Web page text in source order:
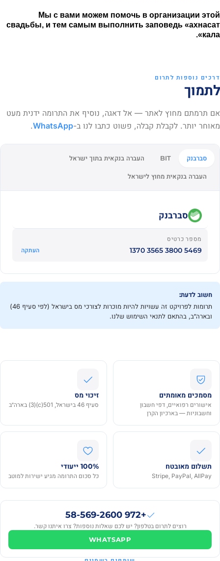
Мы с вами можем помочь в организации этой
свадьбы, и тем самым выполнить заповедь «ахнасат
кала».
דרכים נוספות לתרום
לתמוך
אם תרמתם מחוץ לאתר — אל דאגה, נוסיף את התרומה ידנית מעט
מאוחר יותר. לקבלת קבלה, פשוט כתבו לנו ב-WhatsApp
.
סברבנק BIT העברה בנקאית בתוך ישראל
העברה בנקאית מחוץ לישראל
סברבנק
מספר כרטיס
5469 3800 3565 1370 העתקה
חשוב לדעת:
תרומות לפרויקט זה עשויות להיות מוכרות לצורכי מס בישראל (לפי סעיף 46)
ובארה״ב, בהתאם לתנאי השימוש שלנו.
מסמכים מאומתים
אישורים רפואיים, דפי חשבון
וחשבוניות — בארכיון הקרן
זיכוי מס
סעיף 46 בישראל, 501(c)(3) בארה״ב
תשלום מאובטח
Stripe, PayPal, AllPay
100% ייעודי
כל סכום התרומה מגיע ישירות למוטב
+972 58-569-2600
רוצים לתרום בטלפון? יש לכם שאלות נוספות? צרו איתנו קשר.
WHATSAPP